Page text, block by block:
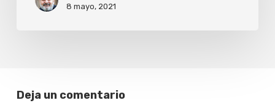
Argentina
8 mayo, 2021
Deja un comentario